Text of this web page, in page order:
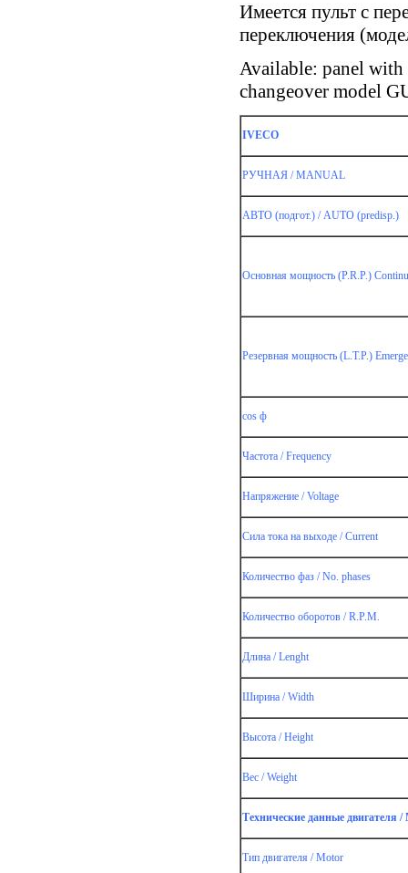
Имеется пульт с
переключения
Available: panel
changeover model
IVECO
РУЧНАЯ / MANUAL
АВТО (подгот.) / AUTO (predisp.)
Основная мощность (P.R.P.)
Резервная мощность (L.T.P.)
cos ф
Частота / Frequency
Напряжение / Voltage
Сила тока на выходе / Current
Количество фаз / No. phases
Количество оборотов / R.P.M.
Длина / Lenght
Ширина / Width
Высота / Height
Вес / Weight
Технические данные двигателя
Тип двигателя / Motor